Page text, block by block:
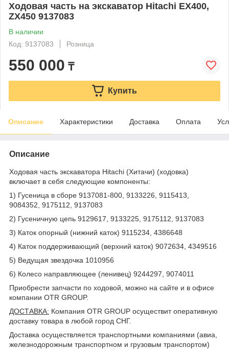
Ходовая часть на экскаватор Hitachi EX400,
ZX450 9137083
В наличии
Код: 9137083
Розница
550 000 ₸
Купить
Описание Характеристики Доставка Оплата
Описание
Ходовая часть экскаватора Hitachi (Хитачи) (ходовка)
включает в себя следующие компоненты:
1) Гусеница в сборе 9137081-800, 9133226, 9115413,
9084352, 9175112, 9137083
2) Гусеничную цепь 9129617, 9133225, 9175112, 9137083
3) Каток опорный (нижний каток) 9115234, 4386648
4) Каток поддерживающий (верхний каток) 9072634, 4349516
5) Ведущая звездочка 1010956
6) Колесо направляющее (ленивец) 9244297, 9074011
Приобрести запчасти по ходовой, можно на сайте и в офисе
компании OTR GROUP.
ДОСТАВКА: Компания OTR GROUP осуществит оперативную
доставку товара в любой город СНГ.
Доставка осуществляется транспортными компаниями (авиа,
железнодорожным транспортном и грузовым транспортом)